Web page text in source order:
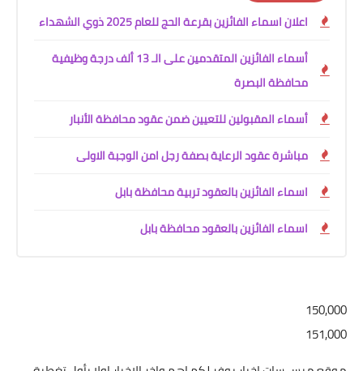
اعلان اسماء الفائزين بقرعة الحج للعام 2025 ذوي الشهداء
أسماء الفائزين المتقدمين على الـ 13 ألف درجة وظيفية
محافظة البصرة
أسماء المقبولين للتعيين ضمن عقود محافظة الأنبار
مباشرة عقود الرعاية بصفة رجل امن الوجبة الاولى
اسماء الفائزين بالعقود تربية محافظة بابل
اسماء الفائزين بالعقود محافظة بابل
150,000
151,000